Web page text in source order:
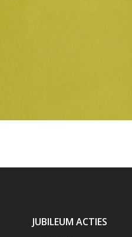
JUBILEUM ACTIES